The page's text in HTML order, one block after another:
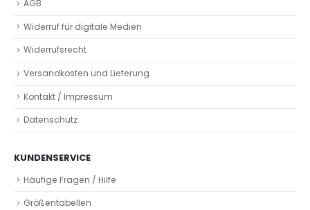
AGB
Widerruf für digitale Medien
Widerrufsrecht
Versandkosten und Lieferung
Kontakt / Impressum
Datenschutz
KUNDENSERVICE
Häufige Fragen / Hilfe
Größentabellen